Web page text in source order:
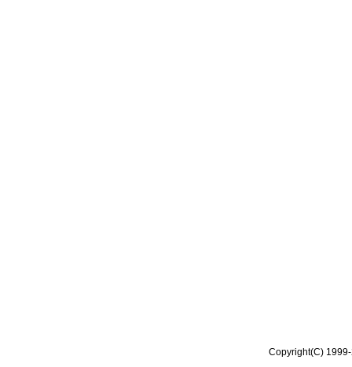
Copyright(C)